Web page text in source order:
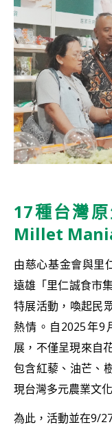
17種台灣
Millet
由慈心基金會與里
遠雄「里仁誠食市
特展活動，喚起民
熱情。自2025年9
展，不僅呈現來自
包含紅藜、油芒、
現台灣多元農業文
為此，活動並在9/